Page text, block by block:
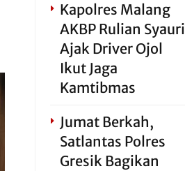
Kapolres Malang
AKBP Rulian Syauri
Ajak Driver Ojol
Ikut Jaga
Kamtibmas
Jumat Berkah,
Satlantas Polres
Gresik Bagikan